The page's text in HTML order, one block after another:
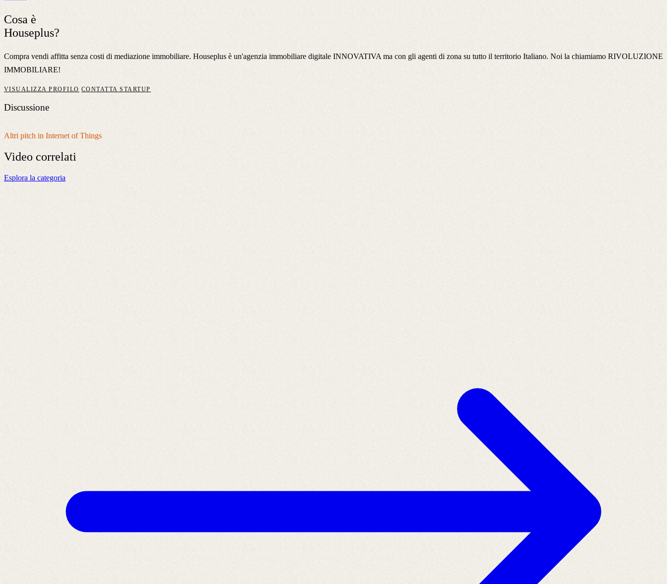
Cosa è
Houseplus?
Compra vendi affitta senza costi di mediazione immobiliare. Houseplus è un'agenzia immobiliare digitale INNOVATIVA ma con gli agenti di zona su tutto il territorio Italiano. Noi la chiamiamo RIVOLUZIONE
IMMOBILIARE!
VISUALIZZA PROFILO CONTATTA STARTUP
Discussione
Altri pitch in Internet of Things
Video correlati
Esplora la categoria